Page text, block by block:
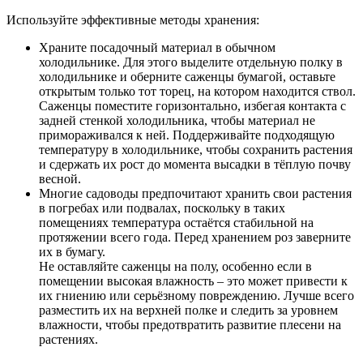
Используйте эффективные методы хранения:
Храните посадочный материал в обычном
холодильнике. Для этого выделите отдельную полку в
холодильнике и оберните саженцы бумагой, оставьте
открытым только тот торец, на котором находится ствол.
Саженцы поместите горизонтально, избегая контакта с
задней стенкой холодильника, чтобы материал не
примораживался к ней. Поддерживайте подходящую
температуру в холодильнике, чтобы сохранить растения
и сдержать их рост до момента высадки в тёплую почву
весной.
Многие садоводы предпочитают хранить свои растения
в погребах или подвалах, поскольку в таких
помещениях температура остаётся стабильной на
протяжении всего года. Перед хранением роз заверните
их в бумагу.
Не оставляйте саженцы на полу, особенно если в
помещении высокая влажность – это может привести к
их гниению или серьёзному повреждению. Лучше всего
разместить их на верхней полке и следить за уровнем
влажности, чтобы предотвратить развитие плесени на
растениях.